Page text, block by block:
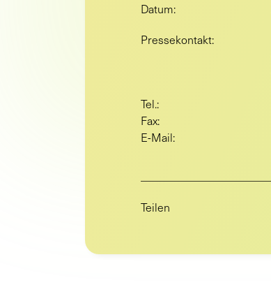
Datum:
Pressekontakt:
Tel.:
Fax:
E-Mail:
Teilen